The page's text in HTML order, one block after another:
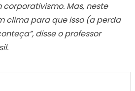
Mas, neste
clima para que isso (a perda
disse o professor
.